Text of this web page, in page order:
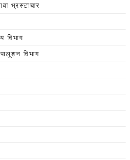
भ्रस्टाचार
विभाग
विभाग